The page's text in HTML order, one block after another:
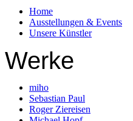
Home
Ausstellungen & Events
Unsere Künstler
Werke
miho
Sebastian Paul
Roger Ziereisen